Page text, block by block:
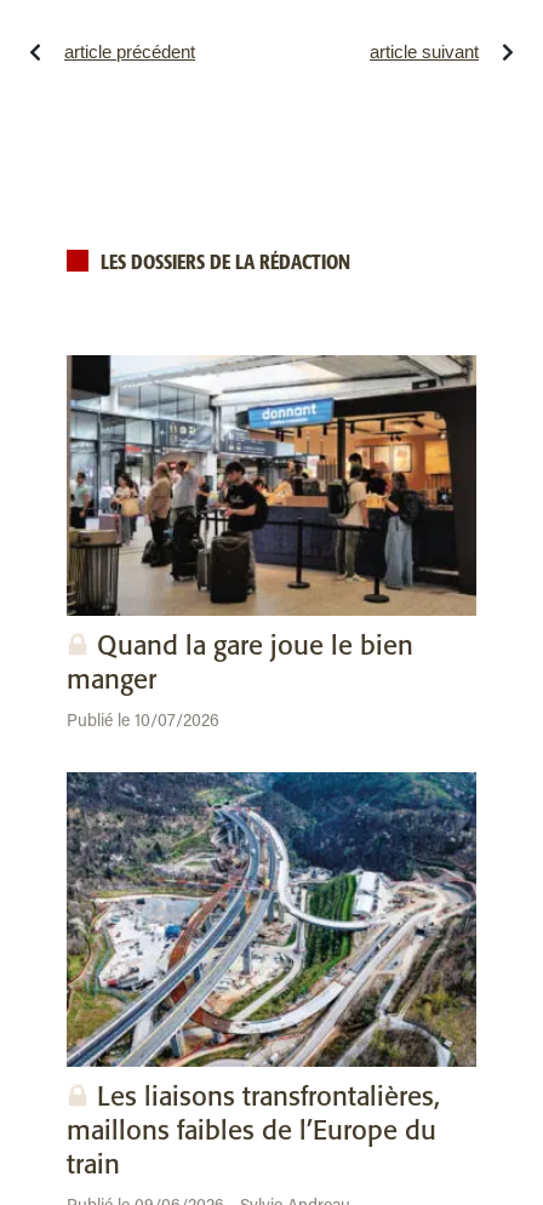
article précédent article suivant
LES DOSSIERS DE LA RÉDACTION
Quand la gare joue le bien
manger
Publié le 10/07/2026
Les liaisons transfrontalières,
maillons faibles de l’Europe du
train